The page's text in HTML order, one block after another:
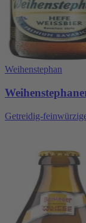
Weihenstephan
Getreidig-